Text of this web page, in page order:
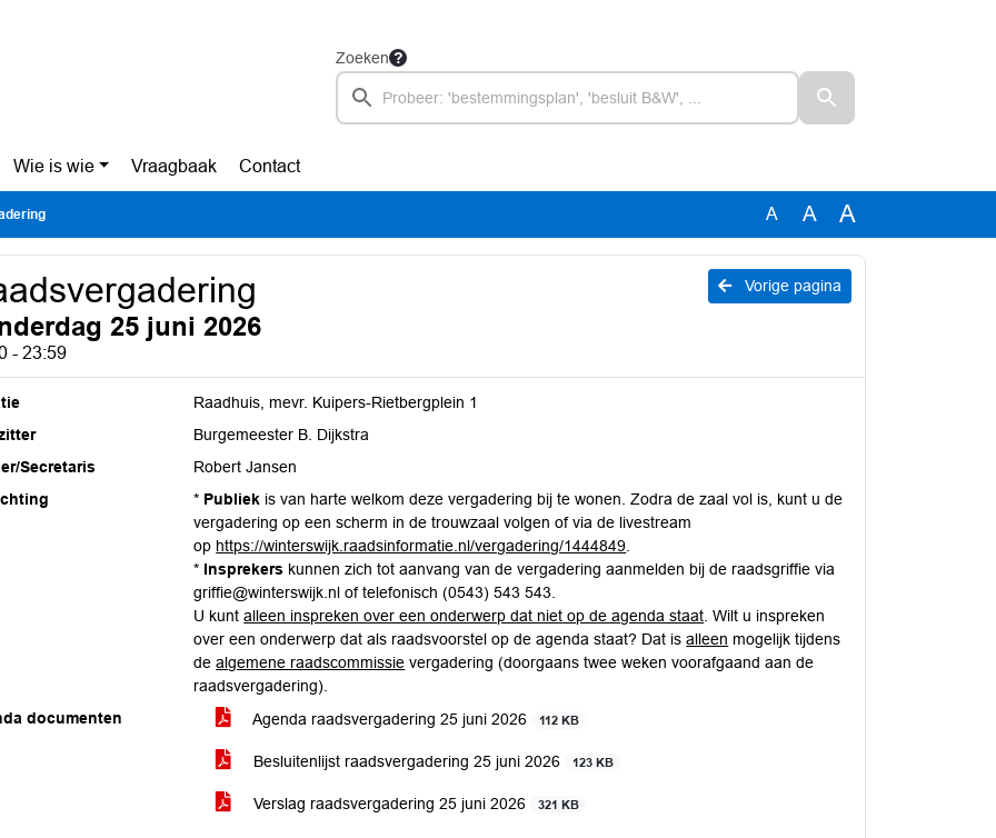
Zoeken
Wie is wie Vraagbaak Contact
A A A
Vorige pagina
25 juni 2026
- 23:59
Raadhuis, mevr. Kuipers-Rietbergplein 1
Burgemeester B. Dijkstra
Secretaris
Robert Jansen
* Publiek is van harte welkom deze vergadering bij te wonen. Zodra de zaal vol is, kunt u de
vergadering op een scherm in de trouwzaal volgen of via de livestream
op https://winterswijk.raadsinformatie.nl/vergadering/1444849
* Insprekers kunnen zich tot aanvang van de vergadering aanmelden bij de raadsgriffie via
griffie@winterswijk.nl of telefonisch (0543) 543 543.
U kuntalleen inspreken over een onderwerp dat niet op de agenda staat . Wilt u inspreken
over een onderwerp dat als raadsvoorstel op de agenda staat? Dat isalleen mogelijk tijdens
dealgemene raadscommissie vergadering (doorgaans twee weken voorafgaand aan de
raadsvergadering).
documenten
Agenda raadsvergadering 25 juni 2026 112 KB
Besluitenlijst raadsvergadering 25 juni 2026 123 KB
Verslag raadsvergadering 25 juni 2026 321 KB